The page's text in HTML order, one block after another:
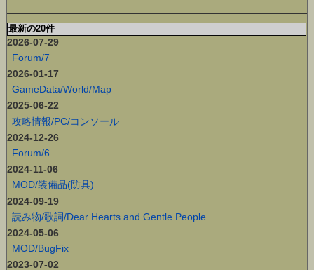
最新の20件
2026-07-29
Forum/7
2026-01-17
GameData/World/Map
2025-06-22
攻略情報/PC/コンソール
2024-12-26
Forum/6
2024-11-06
MOD/装備品(防具)
2024-09-19
読み物/歌詞/Dear Hearts and Gentle People
2024-05-06
MOD/BugFix
2023-07-02